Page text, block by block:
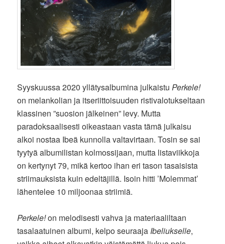
Syyskuussa 2020 yllätysalbumina julkaistuPerkele!
on melankolian ja itseriittoisuuden ristivalotukseltaan
klassinen ”suosion jälkeinen” levy. Mutta
paradoksaalisesti oikeastaan vasta tämä julkaisu
alkoi nostaa Ibeä kunnolla valtavirtaan. Tosin se sai
tyytyä albumilistan kolmossijaan, mutta listaviikkoja
on kertynyt 79, mikä kertoo ihan eri tason tasaisista
striimauksista kuin edeltäjillä. Isoin hitti ’Molemmat’
lähentelee 10 miljoonaa striimiä.
Perkele!on melodisesti vahva ja materiaaliltaan
tasalaatuinen albumi, kelpo seuraaja Ibeliukselle,